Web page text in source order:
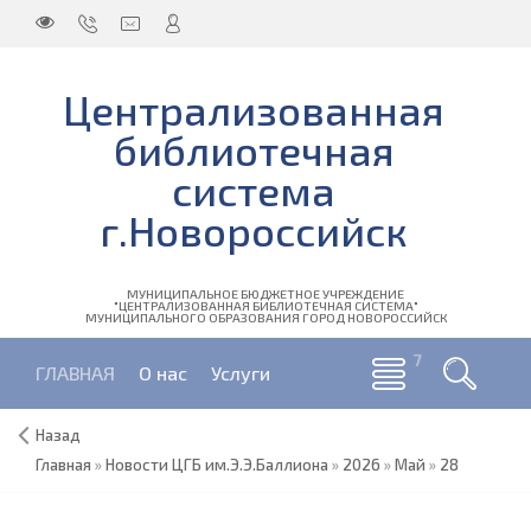
Централизованная
библиотечная
система
г.Новороссийск
МУНИЦИПАЛЬНОЕ БЮДЖЕТНОЕ УЧРЕЖДЕНИЕ
"ЦЕНТРАЛИЗОВАННАЯ БИБЛИОТЕЧНАЯ СИСТЕМА"
МУНИЦИПАЛЬНОГО ОБРАЗОВАНИЯ ГОРОД НОВОРОССИЙСК
ГЛАВНАЯ О нас Услуги
Назад
Главная »Новости ЦГБ им.Э.Э.Баллиона » 2026 »Май » 28